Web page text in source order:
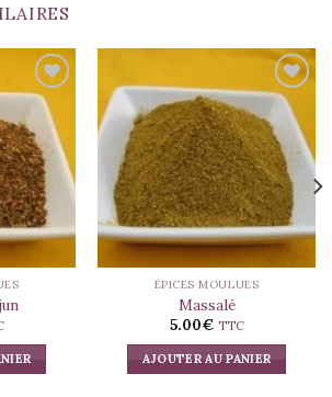
ÉPICES MOULUES
Massalé
5.00€ TTC
AJOUTER AU PANIER